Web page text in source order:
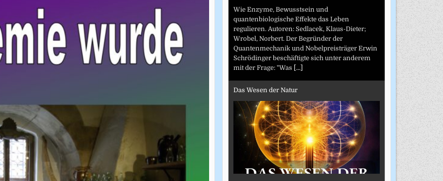
Wie Enzyme, Bewusstsein und
quantenbiologische Effekte das Leben
regulieren. Autoren: Sedlacek, Klaus-Dieter;
Wrobel, Norbert. Der Begründer der
Quantenmechanik und Nobelpreisträger Erwin
Schrödinger beschäftigte sich unter anderem
mit der Frage: "Was [...]
Das Wesen der Natur